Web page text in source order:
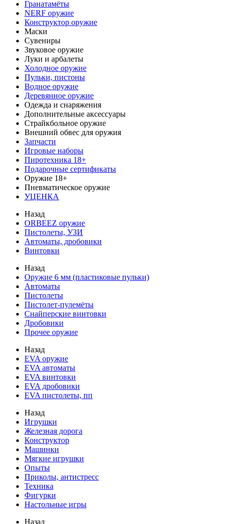
Гранатамёты
NERF оружие
Конструктор оружие
Маски
Сувениры
Звуковое оружие
Луки и арбалеты
Холодное оружие
Пульки, пистоны
Водное оружие
Деревянное оружие
Одежда и снаряжения
Дополнительные аксессуары
Страйкбольное оружие
Внешний обвес для оружия
Запчасти
Игровые наборы
Пиротехника 18+
Подарочные сертификаты
Оружие 18+
Пневматическое оружие
УЦЕНКА
Назад
ORBEEZ оружие
Пистолеты, УЗИ
Автоматы, дробовики
Винтовки
Назад
Оружие 6 мм (пластиковые пульки)
Автоматы
Пистолеты
Пистолет-пулемёты
Снайперские винтовки
Дробовики
Прочее оружие
Назад
EVA оружие
EVA автоматы
EVA винтовки
EVA дробовики
EVA пистолеты, пп
Назад
Игрушки
Железная дорога
Конструктор
Машинки
Мягкие игрушки
Опыты
Приколы, антистресс
Техника
Фигурки
Настольные игры
Назад